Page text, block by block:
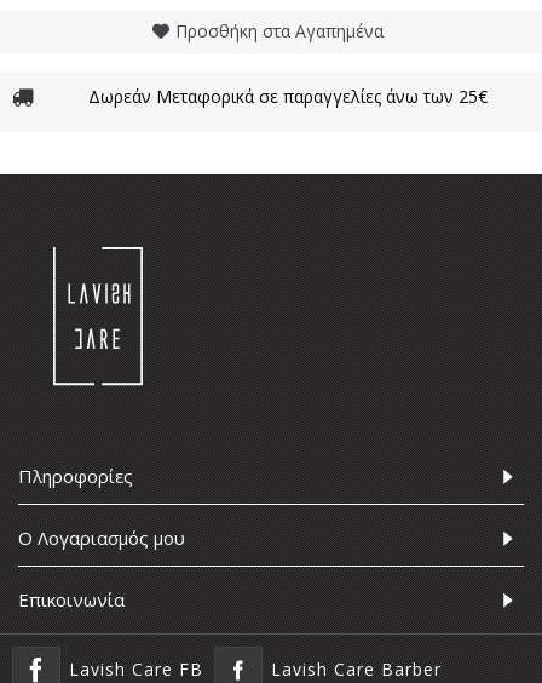
Προσθήκη στα Αγαπημένα
Δωρεάν Μεταφορικά σε παραγγελίες άνω των 25€
Πληροφορίες
Ο Λογαριασμός μου
Επικοινωνία
Lavish Care FB Lavish Care Barber